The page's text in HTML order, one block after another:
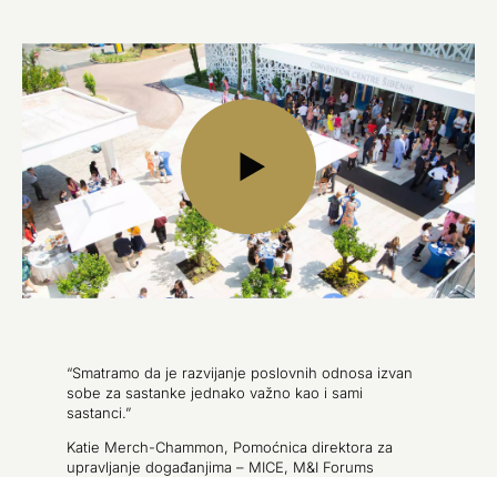
“Smatramo da je razvijanje poslovnih odnosa izvan
sobe za sastanke jednako važno kao i sami
sastanci.”
Katie Merch-Chammon, Pomoćnica direktora za
upravljanje događanjima – MICE, M&I Forums